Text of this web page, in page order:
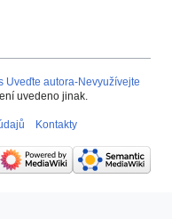
Uveďte autora-Nevyužívejte
uvedeno jinak.
Kontakty